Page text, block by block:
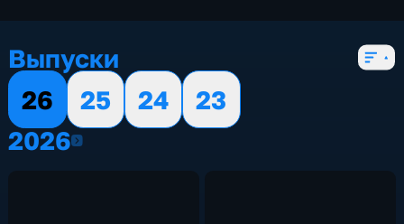
Выпуски
26
25 24
23
20262026